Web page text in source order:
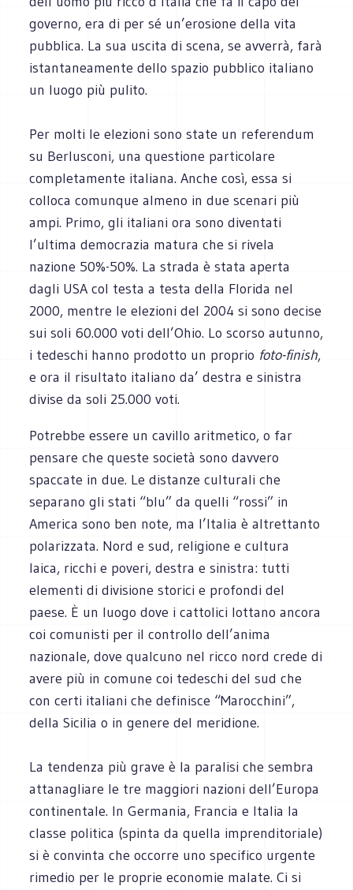
governo, era di per sé un’erosione della vita
pubblica. La sua uscita di scena, se avverrà, farà
istantaneamente dello spazio pubblico italiano
un luogo più pulito.
Per molti le elezioni sono state un referendum
su Berlusconi, una questione particolare
completamente italiana. Anche così, essa si
colloca comunque almeno in due scenari più
ampi. Primo, gli italiani ora sono diventati
l’ultima democrazia matura che si rivela
nazione 50%-50%. La strada è stata aperta
dagli USA col testa a testa della Florida nel
2000, mentre le elezioni del 2004 si sono decise
sui soli 60.000 voti dell’Ohio. Lo scorso autunno,
i tedeschi hanno prodotto un proprio foto-finish,
e ora il risultato italiano da’ destra e sinistra
divise da soli 25.000 voti.
Potrebbe essere un cavillo aritmetico, o far
pensare che queste società sono davvero
spaccate in due. Le distanze culturali che
separano gli stati “blu” da quelli “rossi” in
America sono ben note, ma l’Italia è altrettanto
polarizzata. Nord e sud, religione e cultura
laica, ricchi e poveri, destra e sinistra: tutti
elementi di divisione storici e profondi del
paese. È un luogo dove i cattolici lottano ancora
coi comunisti per il controllo dell’anima
nazionale, dove qualcuno nel ricco nord crede di
avere più in comune coi tedeschi del sud che
con certi italiani che definisce “Marocchini”,
della Sicilia o in genere del meridione.
La tendenza più grave è la paralisi che sembra
attanagliare le tre maggiori nazioni dell’Europa
continentale. In Germania, Francia e Italia la
classe politica (spinta da quella imprenditoriale)
si è convinta che occorre uno specifico urgente
rimedio per le proprie economie malate. Ci si